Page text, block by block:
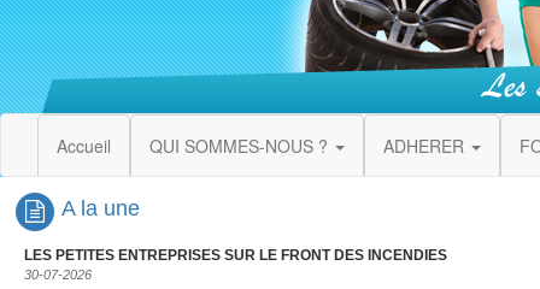
Accueil QUI SOMMES-NOUS ? ADHERER
A la une
LES PETITES ENTREPRISES SUR LE FRONT DES INCENDIES
30-07-2026